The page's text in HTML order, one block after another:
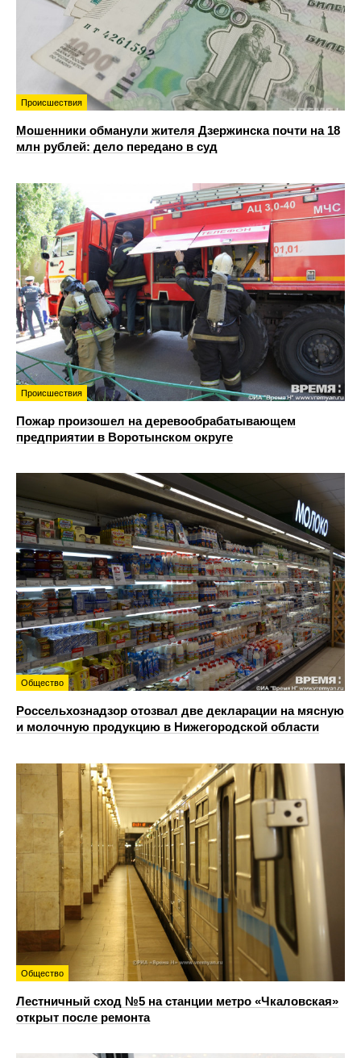
Происшествия
Мошенники обманули жителя Дзержинска почти на 18
млн рублей: дело передано в суд
Происшествия
Пожар произошел на деревообрабатывающем
предприятии в Воротынском округе
Общество
Россельхознадзор отозвал две декларации на мясную
и молочную продукцию в Нижегородской области
Общество
Лестничный сход №5 на станции метро «Чкаловская»
открыт после ремонта